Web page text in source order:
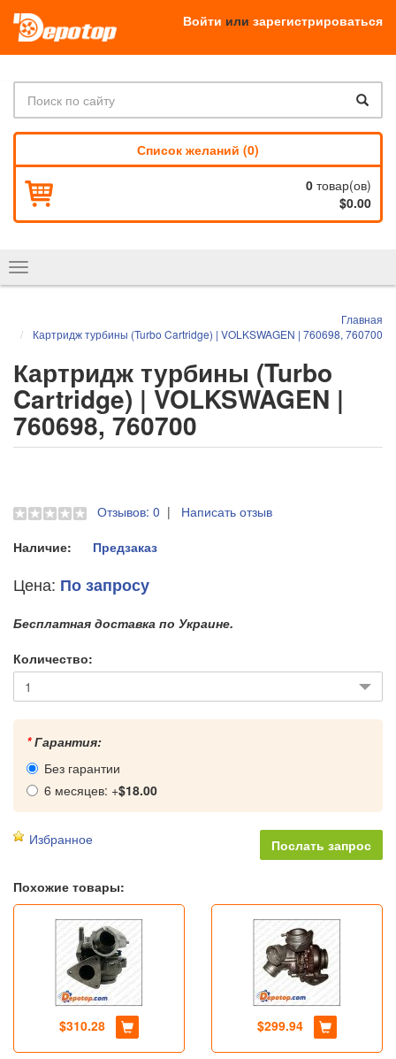
Войти или зарегистрироваться
Список желаний (0)
0 товар(ов)
$0.00
Показать
навигацию
Главная
Картридж турбины (Turbo Cartridge) | VOLKSWAGEN | 760698, 760700
Картридж турбины (Turbo
Cartridge) | VOLKSWAGEN |
760698, 760700
Отзывов: 0 | Написать отзыв
Наличие:
Предзаказ
Цена: По запросу
Бесплатная доставка по Украине.
Количество:
*Гарантия:
Без гарантии
6 месяцев: +$18.00
Избранное
Похожие товары:
$310.28 $299.94